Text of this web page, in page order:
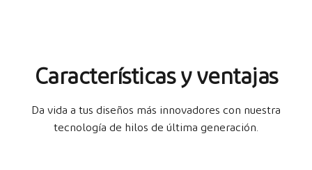
Características y ventajas
Da vida a tus diseños más innovadores con nuestra
tecnología de hilos de última generación.